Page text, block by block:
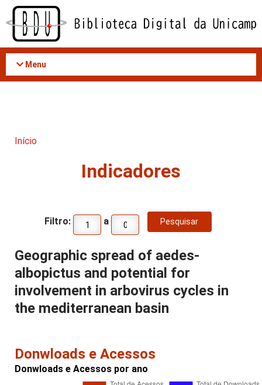
Acessar
conteúdo
Menu
Início
Indicadores
Filtro: a
Geographic spread of aedes-
albopictus and potential for
involvement in arbovirus cycles in
the mediterranean basin
Donwloads e Acessos
Donwloads e Acessos por ano